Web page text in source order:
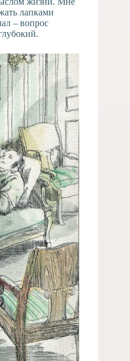
лапками
– вопрос